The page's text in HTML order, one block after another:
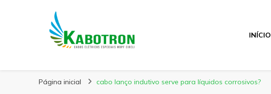
Kabotron
INÍCIO
Página inicial cabo lanço indutivo serve para líquidos corrosivos?